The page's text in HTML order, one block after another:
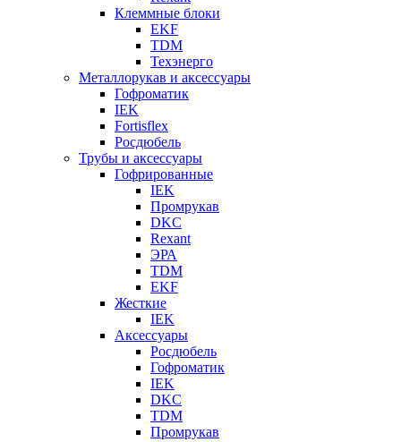
Клеммные блоки
EKF
TDM
Техэнерго
Металлорукав и аксессуары
Гофроматик
IEK
Fortisflex
Росдюбель
Трубы и аксессуары
Гофрированные
IEK
Промрукав
DKC
Rexant
ЭРА
TDM
EKF
Жесткие
IEK
Аксессуары
Росдюбель
Гофроматик
IEK
DKC
TDM
Промрукав